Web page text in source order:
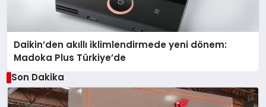
Daikin’den akıllı iklimlendirmede yeni dönem:
Madoka Plus Türkiye’de
Son Dakika